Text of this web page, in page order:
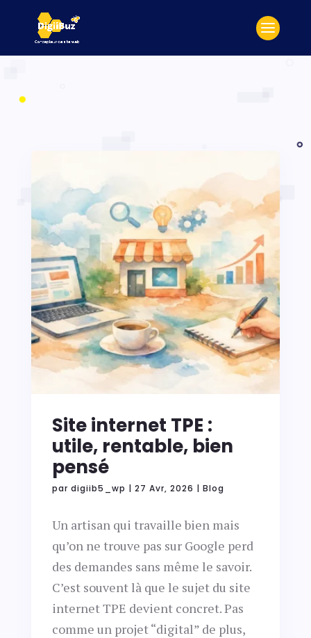
Site internet TPE :
utile, rentable, bien
pensé
par digiib5_wp | 27 Avr, 2026 | Blog
Un artisan qui travaille bien mais
qu’on ne trouve pas sur Google perd
des demandes sans même le savoir.
C’est souvent là que le sujet du site
internet TPE devient concret. Pas
comme un projet “digital” de plus,